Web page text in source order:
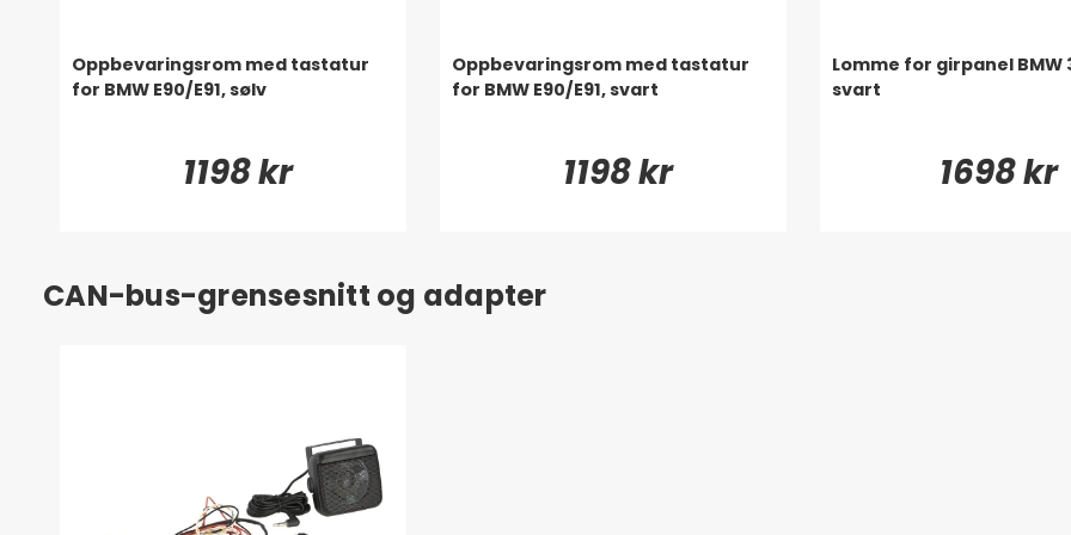
Oppbevaringsrom med tastatur
for BMW E90/E91, sølv
1198 kr
Oppbevaringsrom med tastatur
for BMW E90/E91, svart
1198 kr
Lomme for girpanel BMW
svart
1698 kr
CAN-bus-grensesnitt og adapter